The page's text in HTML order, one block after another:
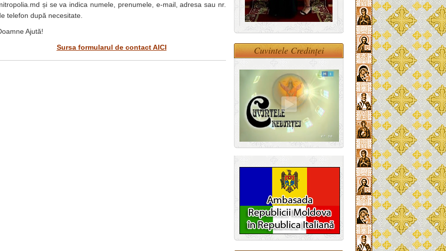
și se va indica numele, prenumele, e-mail, adresa sau nr.
telefon după necesitate.
Ajută!
Sursa formularul de contact AICI
Cuvintele Credinței